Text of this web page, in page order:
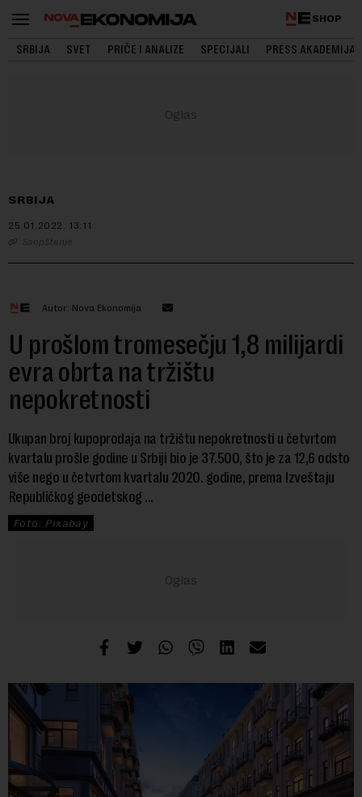
SHOP
SRBIJA SVET PRIČE I ANALIZE SPECIJALI PRESS AKADEMIJA
SRBIJA
25.01.2022. 13:11
Saopštenje
Autor: Nova Ekonomija
U prošlom tromesečju 1,8 milijardi
evra obrta na tržištu
nepokretnosti
Ukupan broj kupoprodaja na tržištu nepokretnosti u četvrtom
kvartalu prošle godine u Srbiji bio je 37.500, što je za 12,6 odsto
više nego u četvrtom kvartalu 2020. godine, prema Izveštaju
Republičkog geodetskog ...
Foto: Pixabay